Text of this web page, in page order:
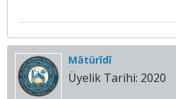
Mâtürîdî
Üyelik Tarihi: 2020